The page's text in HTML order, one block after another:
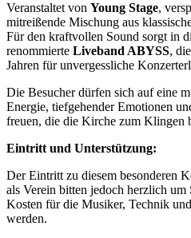
Veranstaltet von Young Stage,
mitreißende Mischung aus
Für den kraftvollen Sound sorgt in
renommierte Liveband ABYSS,
Jahren für unvergessliche
Die Besucher dürfen sich auf eine
Energie, tiefgehender Emotionen
freuen, die die Kirche zum Klingen
Eintritt und Unterstützung:
Der Eintritt zu diesem besonderen
als Verein bitten jedoch herzlich
Kosten für die Musiker, Technik
werden.